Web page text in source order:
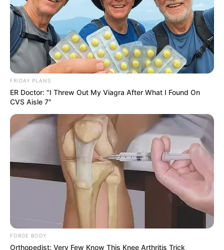
ดวงรายวัน 12 กันยายน 2565
12 ก.ย. 2022
MThai App
ติดตามข้อมูลได้ทุกที่ ทุกเวลา
MThai Video App
คลิปตลก คลิปฮา ดูได้ทุกที่
บนมือถือคุณ
Copyright © 2019 MThai.com All rights reserved. หมายเลขทะเบียนการค้า
อิเล็กทรอนิกส์ : 0127114707040
FRIDAY PLANS
ER Doctor: "I Threw Out My Viagra After What I Found On
CVS Aisle 7"
FORGE BODY
Orthopedist: Very Few Know This Knee Arthritis Trick